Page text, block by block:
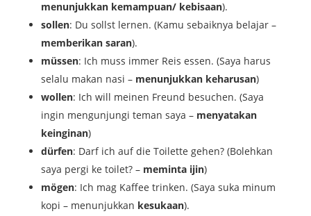
menunjukkan kemampuan/ kebisaan).
sollen: Du sollst lernen. (Kamu sebaiknya belajar –
memberikan saran).
müssen: Ich muss immer Reis essen. (Saya harus
selalu makan nasi – menunjukkan keharusan)
wollen: Ich will meinen Freund besuchen. (Saya
ingin mengunjungi teman saya – menyatakan
keinginan)
dürfen: Darf ich auf die Toilette gehen? (Bolehkan
saya pergi ke toilet? –meminta ijin)
mögen: Ich mag Kaffee trinken. (Saya suka minum
kopi – menunjukkan kesukaan).